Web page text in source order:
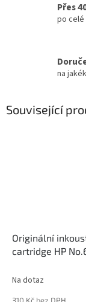
Přes
po celé
na
Související
Originální
cartridge HP
Na dotaz